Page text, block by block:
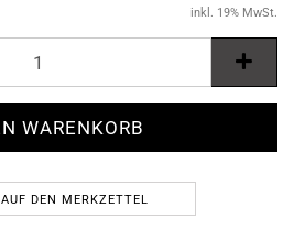
inkl. 19% MwSt.
AUF DEN MERKZETTEL